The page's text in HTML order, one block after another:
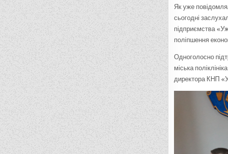
Як уже
сьогодні
підприємства
поліпшення
Одноголосно
міська
директора КНП